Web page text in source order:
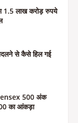
1.5 लाख करोड़ रुपये
से कैसे हिल गई
500 अंक
का आंकड़ा